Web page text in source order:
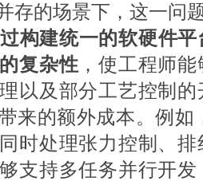
存的场景下，这一问
构建统一的软硬件
复杂性 ，使工程师
以及部分工艺控制
来的额外成本。例
时处理张力控制、
支持多任务并行开